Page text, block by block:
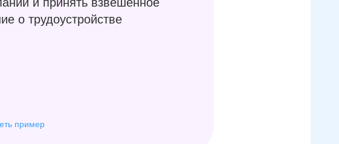
о трудоустройстве
пример